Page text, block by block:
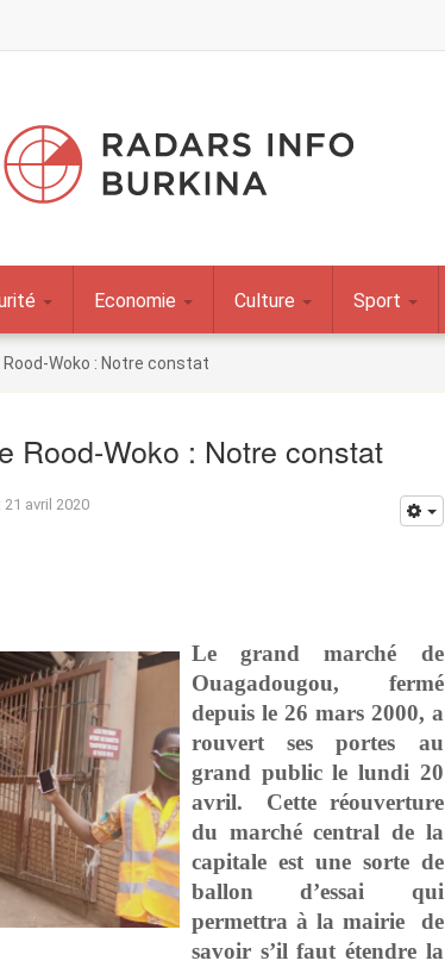
Economie Culture Sport
Woko : Notre constat
Rood-Woko : Notre constat
avril 2020
Le grand marché de
Ouagadougou, fermé
depuis le 26 mars 2000, a
rouvert ses portes au
grand public le lundi 20
avril. Cette réouverture
du marché central de la
capitale est une sorte de
ballon d’essai qui
permettra à la mairie de
savoir s’il faut étendre la